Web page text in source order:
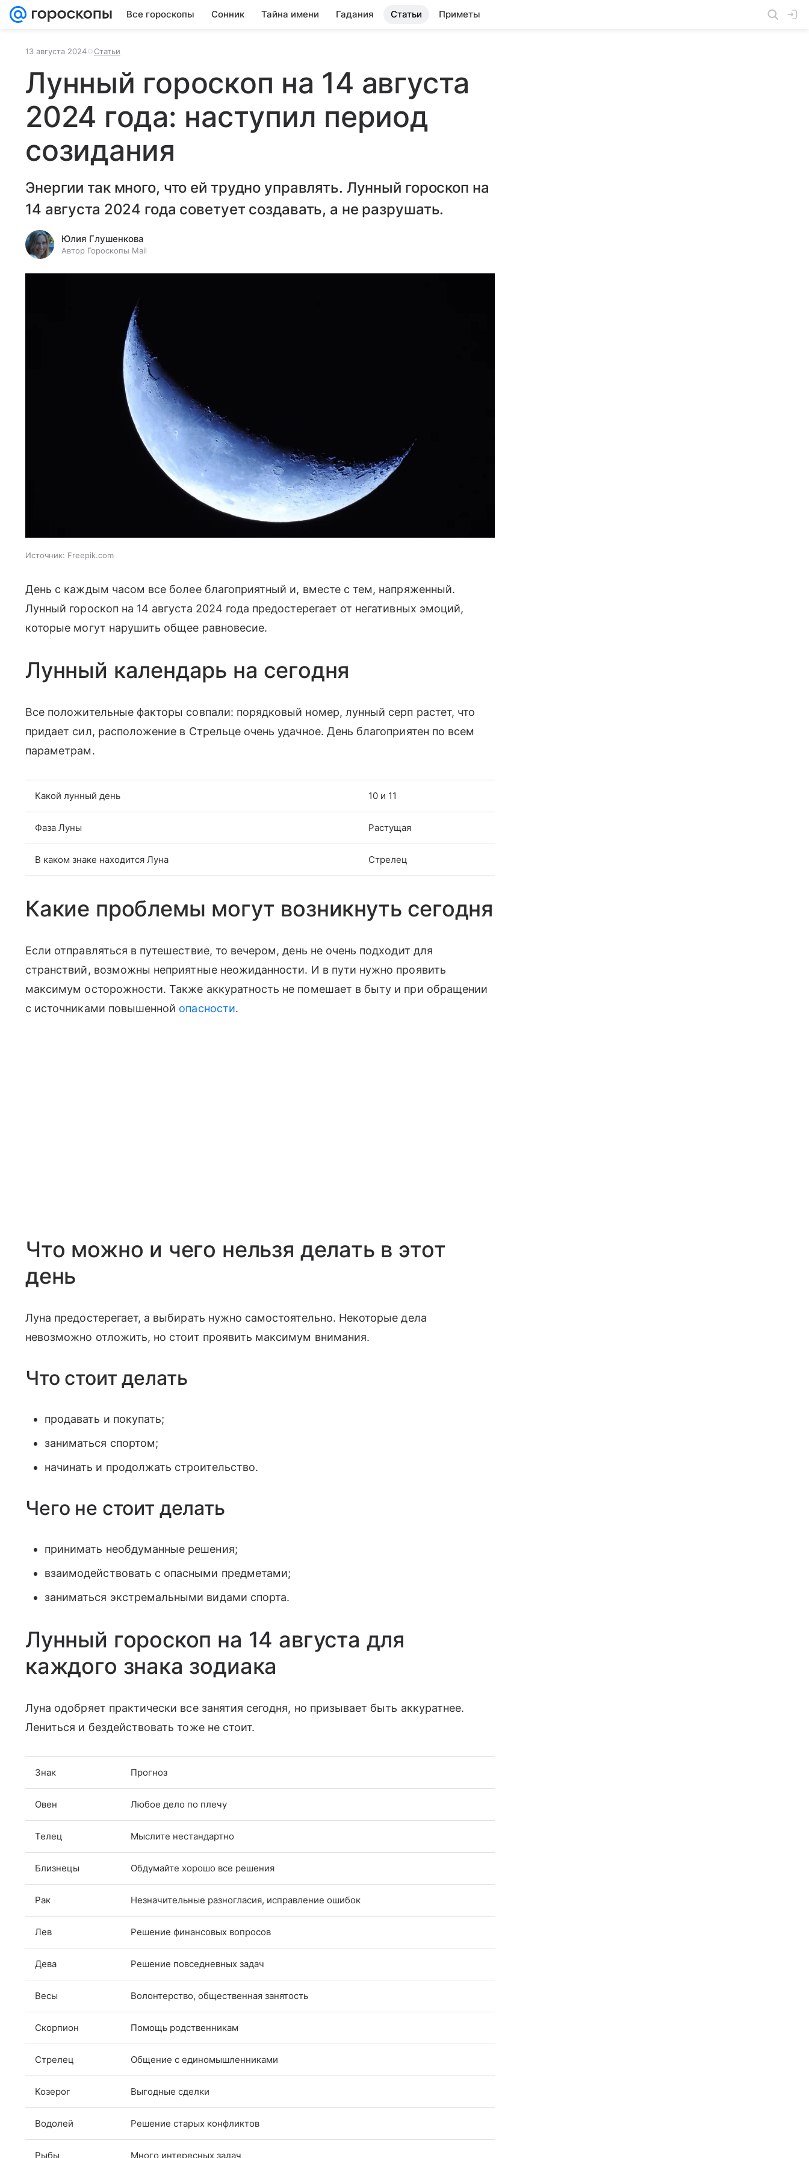
Все гороскопы Сонник Тайна имени Гадания Статьи Приметы
13 августа 2024 Статьи
Лунный гороскоп на 14 августа
2024 года: наступил период
созидания
Энергии так много, что ей трудно управлять. Лунный гороскоп на
14 августа 2024 года советует создавать, а не разрушать.
Юлия Глушенкова
Автор Гороскопы Mail
Источник: Freepik.com
День с каждым часом все более благоприятный и, вместе с тем, напряженный.
Лунный гороскоп на 14 августа 2024 года предостерегает от негативных эмоций,
которые могут нарушить общее равновесие.
Лунный календарь на сегодня
Все положительные факторы совпали: порядковый номер, лунный серп растет, что
придает сил, расположение в Стрельце очень удачное. День благоприятен по всем
параметрам.
Какой лунный день 10 и 11
Фаза Луны Растущая
В каком знаке находится Луна Стрелец
Какие проблемы могут возникнуть сегодня
Если отправляться в путешествие, то вечером, день не очень подходит для
странствий, возможны неприятные неожиданности. И в пути нужно проявить
максимум осторожности. Также аккуратность не помешает в быту и при обращении
с источниками повышенной опасности.
Что можно и чего нельзя делать в этот
день
Луна предостерегает, а выбирать нужно самостоятельно. Некоторые дела
невозможно отложить, но стоит проявить максимум внимания.
Что стоит делать
продавать и покупать;
заниматься спортом;
начинать и продолжать строительство.
Чего не стоит делать
принимать необдуманные решения;
взаимодействовать с опасными предметами;
заниматься экстремальными видами спорта.
Лунный гороскоп на 14 августа для
каждого знака зодиака
Луна одобряет практически все занятия сегодня, но призывает быть аккуратнее.
Лениться и бездействовать тоже не стоит.
Знак Прогноз
Овен Любое дело по плечу
Телец Мыслите нестандартно
Близнецы Обдумайте хорошо все решения
Рак Незначительные разногласия, исправление ошибок
Лев Решение финансовых вопросов
Дева Решение повседневных задач
Весы Волонтерство, общественная занятость
Скорпион Помощь родственникам
Стрелец Общение с единомышленниками
Козерог Выгодные сделки
Водолей Решение старых конфликтов
Рыбы Много интересных задач